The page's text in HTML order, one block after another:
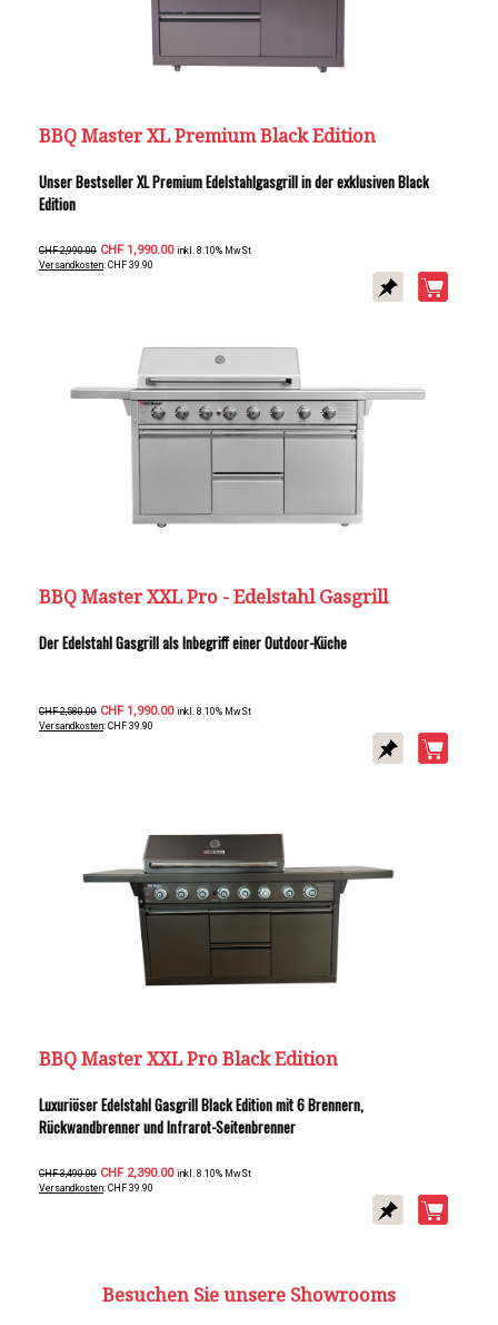
BBQ Master XL Premium Black Edition
Unser Bestseller XL Premium Edelstahlgasgrill in der exklusiven Black
Edition
CHF 2,990.00 CHF 1,990.00 inkl. 8.10% MwSt
Versandkosten: CHF 39.90
BBQ Master XXL Pro - Edelstahl Gasgrill
Der Edelstahl Gasgrill als Inbegriff einer Outdoor-Küche
CHF 2,580.00 CHF 1,990.00 inkl. 8.10% MwSt
Versandkosten: CHF 39.90
BBQ Master XXL Pro Black Edition
Luxuriöser Edelstahl Gasgrill Black Edition mit 6 Brennern,
Rückwandbrenner und Infrarot-Seitenbrenner
CHF 3,490.00 CHF 2,390.00 inkl. 8.10% MwSt
Versandkosten: CHF 39.90
Besuchen Sie unsere Showrooms